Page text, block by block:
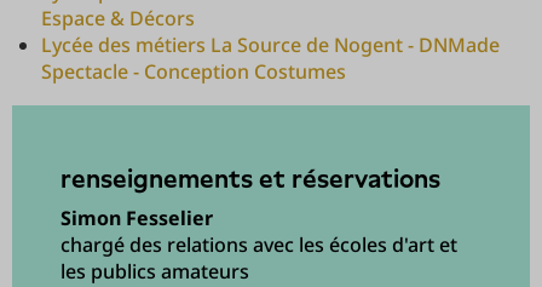
Espace & Décors
Lycée des métiers La Source de Nogent - DNMade
Spectacle - Conception Costumes
renseignements et réservations
Simon Fesselier
chargé des relations avec les écoles d'art et
les publics amateurs